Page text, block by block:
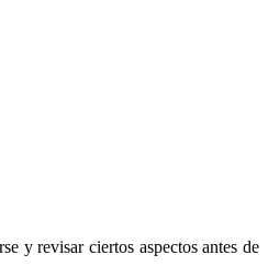
y revisar ciertos aspectos antes de